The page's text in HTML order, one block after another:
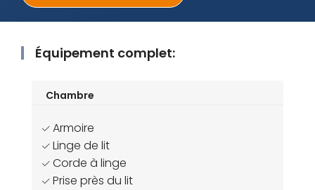
Équipement complet:
Chambre
Armoire
Linge de lit
Corde à linge
Prise près du lit